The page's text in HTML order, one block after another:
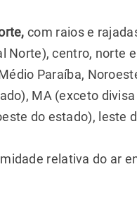
com raios e
Norte), centro, norte
Paraíba,
MA (exceto divisa
do estado), leste
relativa do ar